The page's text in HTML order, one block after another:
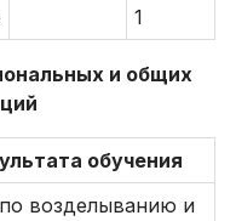
1
и общих
обучения
возделыванию и